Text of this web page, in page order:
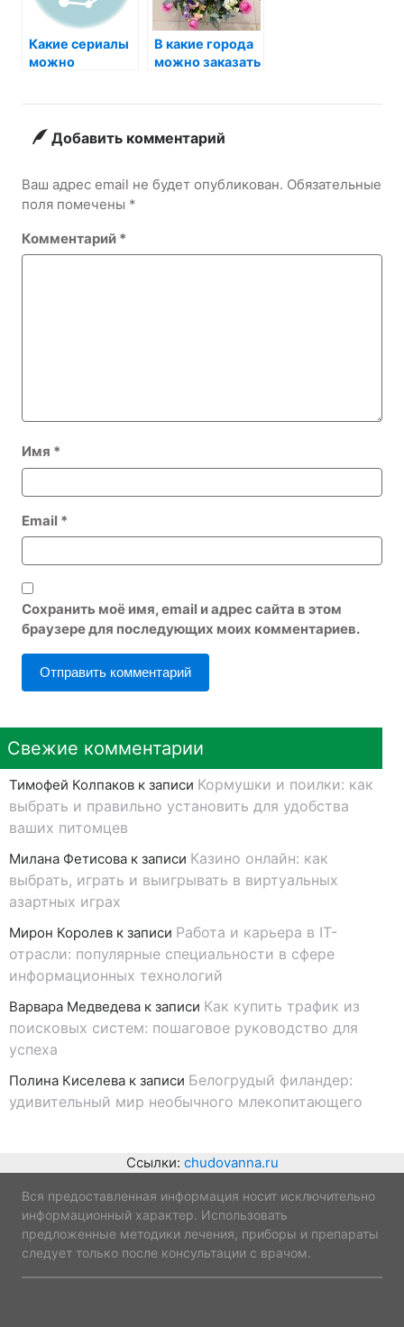
Какие сериалы
можно
В какие города
можно заказать
Добавить комментарий
Ваш адрес email не будет опубликован. Обязательные
поля помечены *
Комментарий *
Имя *
Email *
Сохранить моё имя, email и адрес сайта в этом
браузере для последующих моих комментариев.
Свежие комментарии
Тимофей Колпаков к записи Кормушки и поилки: как
выбрать и правильно установить для удобства
ваших питомцев
Милана Фетисова к записи Казино онлайн: как
выбрать, играть и выигрывать в виртуальных
азартных играх
Мирон Королев к записи Работа и карьера в IT-
отрасли: популярные специальности в сфере
информационных технологий
Варвара Медведева к записи Как купить трафик из
поисковых систем: пошаговое руководство для
успеха
Полина Киселева к записи Белогрудый филандер:
удивительный мир необычного млекопитающего
Ссылки: chudovanna.ru
Вся предоставленная информация носит исключительно
информационный характер. Использовать
предложенные методики лечения, приборы и препараты
следует только после консультации с врачом.